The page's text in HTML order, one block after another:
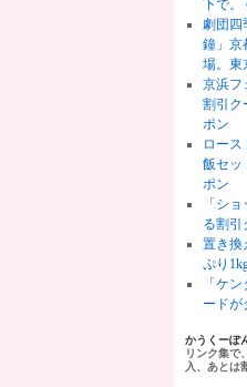
下で。
劇団四
鐘」京
場。東
京浜フ
割引ク
ポン
ロー
飯セッ
ポン
「シ
る割引
置き換
ぷり
「ケ
ードが
かうくーぽ
リンク集で
入、あとは